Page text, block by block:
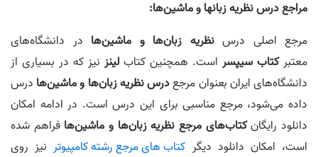
مراجع درس نظریه زبانها و ماشین‌ها:
مرجع اصلی درسنظریه زبان‌ها و ماشین‌ها در دانشگاه‌‌های
معتبرکتاب سیپسراست. همچنین کتاب‌ لینز نیز که در بسیاری از
دانشگاه‌های ایران بعنوان مرجعدرس نظریه زبان‌ها و ماشین‌ها درس
داده می‌شود، مرجع مناسبی برای این درس است. در ادامه امکان
دانلود رایگانکتاب‌های مرجع نظریه زبان‌ها و ماشین‌ها فراهم شده
است، امکان دانلود دیگر کتاب های مرجع رشته کامپیوترنیز روی